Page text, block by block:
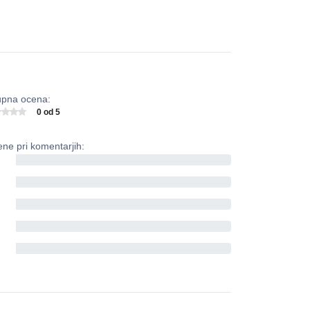
ocena:
0 od 5
pri komentarjih: